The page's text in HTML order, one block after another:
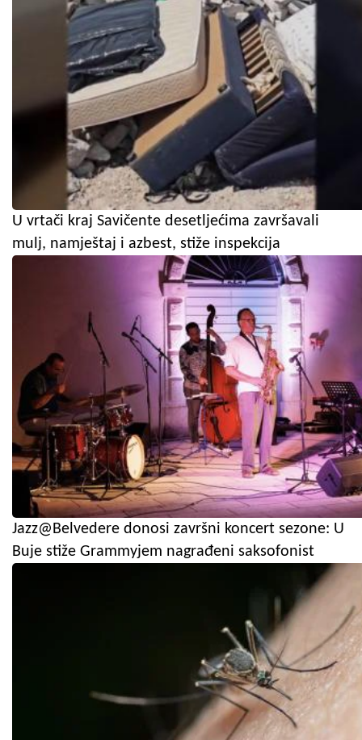
U vrtači kraj Savičente desetljećima završavali
mulj, namještaj i azbest, stiže inspekcija
Jazz@Belvedere donosi završni koncert sezone: U
Buje stiže Grammyjem nagrađeni saksofonist